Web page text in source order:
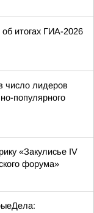
итогах ГИА-2026
число лидеров
популярного
«Закулисье IV
форума»